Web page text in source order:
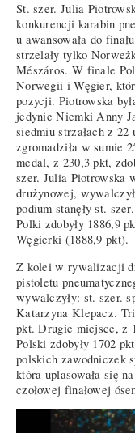
St. szer. Julia
konkurencji karabin
u awansowała do
strzelały tylko
Mészáros. W finale
Norwegii i Węgier,
pozycji. Piotrowska
jedynie Niemki Anny
siedmiu strzałach z 22
zgromadziła w sumie
medal, z 230,3 pkt,
szer. Julia Piotrowska
drużynowej,
podium stanęły st.
Polki zdobyły 1886,9
Węgierki (1888,9 pkt).
Z kolei w rywalizacji
pistoletu
wywalczyły: st. szer.
Katarzyna Klepacz.
pkt. Drugie miejsce, z
Polski zdobyły 1702
polskich zawodniczek
która uplasowała się
czołowej finałowej